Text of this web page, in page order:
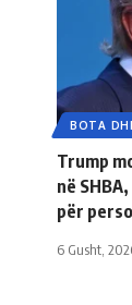
BOTA
Trump
në
për
6 Gusht,